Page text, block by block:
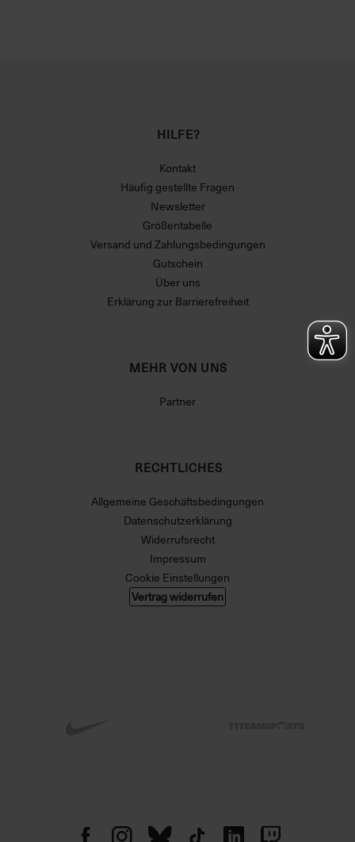
HILFE?
Kontakt
Häufig gestellte Fragen
Newsletter
Größentabelle
Versand und Zahlungsbedingungen
Gutschein
Über uns
Erklärung zur Barrierefreiheit
MEHR VON UNS
Partner
RECHTLICHES
Allgemeine Geschäftsbedingungen
Datenschutzerklärung
Widerrufsrecht
Impressum
Cookie Einstellungen
Vertrag widerrufen